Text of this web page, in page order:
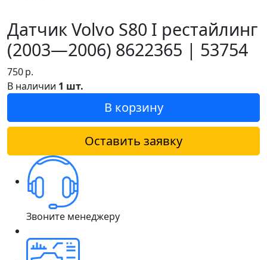
Датчик Volvo S80 I рестайлинг
(2003—2006) 8622365 | 53754
750р.
В наличии 1 шт.
В корзину
Оставить заявку
Звоните менеджеру